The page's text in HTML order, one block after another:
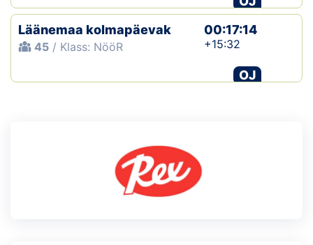
Läänemaa kolmapäevak
45 / Klass: NööR
00:17:14
+15:32
OJ